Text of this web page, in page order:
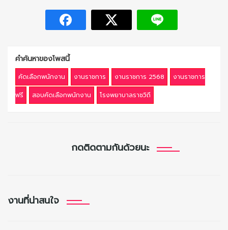
คำค้นหาของโพสนี้
คัดเลือกพนักงาน งานราชการ งานราชการ 2568
งานราชการ
ฟรี
สอบคัดเลือกพนักงาน โรงพยาบาลราชวิถี
กดติดตามกันด้วยนะ
งานที่น่าสนใจ